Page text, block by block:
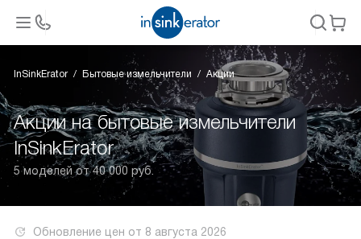
InSinkErator Бытовые измельчители Акции
Акции на бытовые измельчители
InSinkErator
5 моделей от 40 000 руб.
Обновление цен от 8 августа 2026